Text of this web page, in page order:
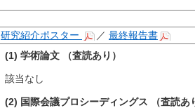
研究紹介ポスター ／ 最終報告書
(1) 学術論文 （査読あり）
該当なし
(2) 国際会議プロシーディングス （査読あ